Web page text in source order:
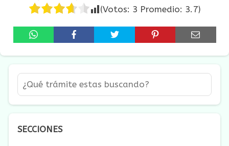
(Votos: 3 Promedio: 3.7)
SECCIONES